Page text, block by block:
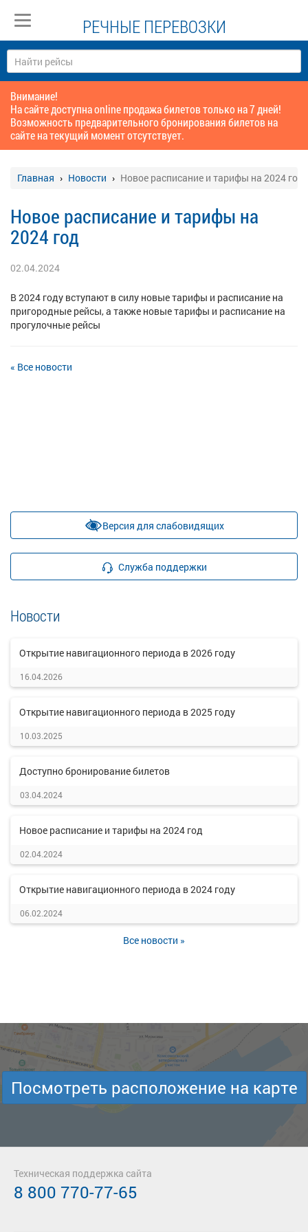
РЕЧНЫЕ ПЕРЕВОЗКИ
Внимание!
На сайте доступна online продажа билетов только на 7 дней!
Возможность предварительного бронирования билетов на
сайте на текущий момент отсутствует.
Главная Новости Новое расписание и тарифы на 2024 год
Новое расписание и тарифы на
2024 год
02.04.2024
В 2024 году вступают в силу новые тарифы и расписание на
пригородные рейсы, а также новые тарифы и расписание на
прогулочные рейсы
« Все новости
Версия для слабовидящих
Служба поддержки
Новости
Открытие навигационного периода в 2026 году
16.04.2026
Открытие навигационного периода в 2025 году
10.03.2025
Доступно бронирование билетов
03.04.2024
Новое расписание и тарифы на 2024 год
02.04.2024
Открытие навигационного периода в 2024 году
06.02.2024
Все новости »
Посмотреть расположение на карте
Техническая поддержка сайта
8 800 770-77-65